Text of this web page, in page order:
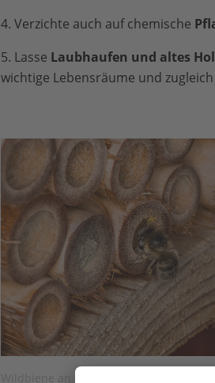
4. Verzichte auch auf chemische
5. Lasse Laubhaufen und altes
wichtige Lebensräume und